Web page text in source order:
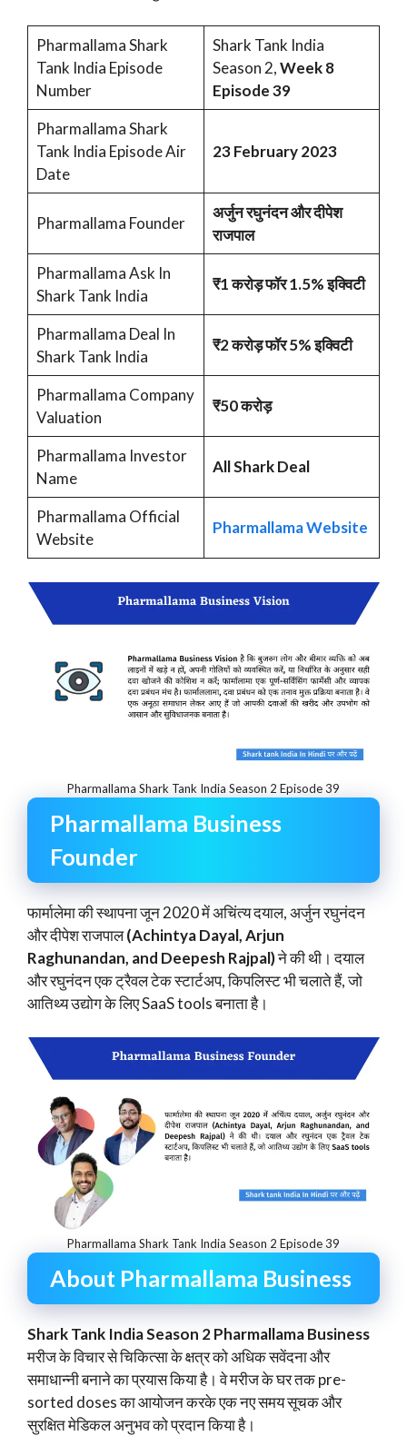
Pharmallama Shark
Tank India Episode
Number
Shark Tank India
Season 2,Week 8
Episode 39
Pharmallama Shark
Tank India Episode Air
Date
23 February 2023
Pharmallama Founder
अर्जुन रघुनंदन और दीपेश
राजपाल
Pharmallama Ask In
Shark Tank India
₹1 करोड़ फॉर 1.5% इक्विटी
Pharmallama Deal In
Shark Tank India
₹2 करोड़ फॉर 5% इक्विटी
Pharmallama Company
Valuation
₹50 करोड़
Pharmallama Investor
Name
All Shark Deal
Pharmallama Official
Website
Pharmallama Website
Pharmallama Shark Tank India Season 2 Episode 39
Pharmallama Business
Founder
फार्मालेमा की स्थापना जून 2020 में अचिंत्य दयाल, अर्जुन रघुनंदन
और दीपेश राजपाल(Achintya Dayal, Arjun
Raghunandan, and Deepesh Rajpal)ने की थी। दयाल
और रघुनंदन एक ट्रैवल टेक स्टार्टअप, किपलिस्ट भी चलाते हैं, जो
आतिथ्य उद्योग के लिए SaaS tools बनाता है।
Pharmallama Shark Tank India Season 2 Episode 39
About Pharmallama Business
Shark Tank India Season 2 Pharmallama Business
मरीज के विचार से चिकित्सा के क्षत्र को अधिक सवेंदना और
समाधान्नी बनाने का प्रयास किया है। वे मरीज के घर तक pre-
sorted doses का आयोजन करके एक नए समय सूचक और
सुरक्षित मेडिकल अनुभव को प्रदान किया है।